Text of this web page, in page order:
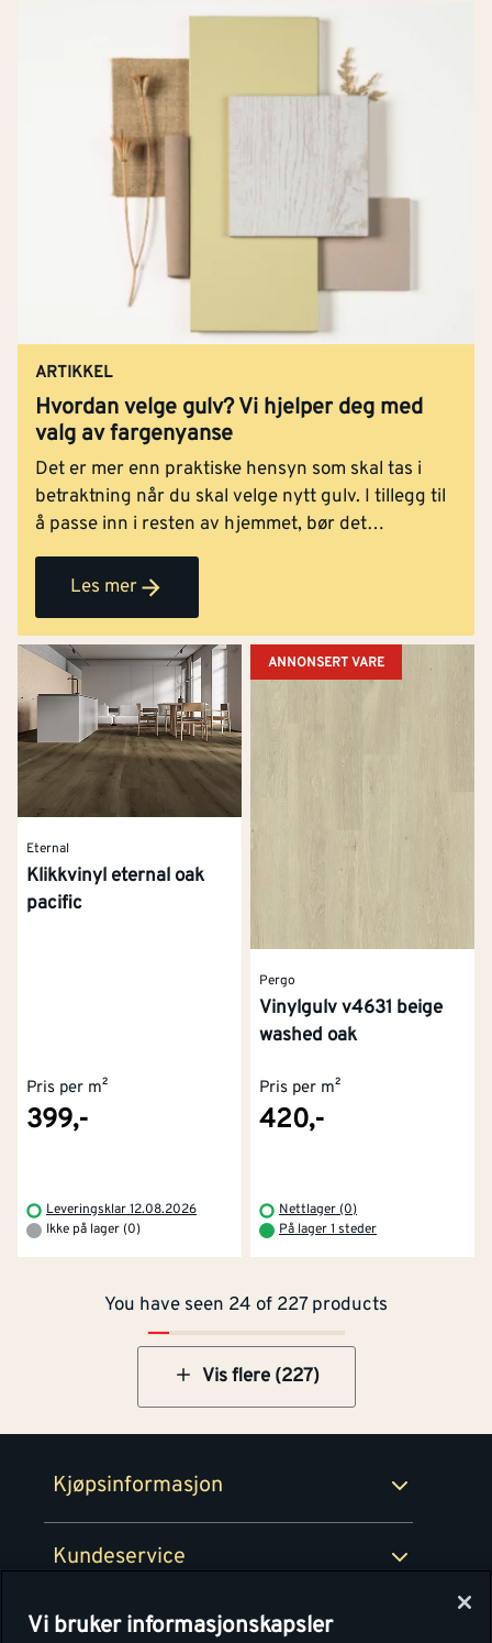
ARTIKKEL
Hvordan velge gulv? Vi hjelper deg med
valg av fargenyanse
Det er mer enn praktiske hensyn som skal tas i
betraktning når du skal velge nytt gulv. I tillegg til
å passe inn i resten av hjemmet, bør det
harmonere godt med det du skal bruke rommet til.
Derfor er fargevalget en av de viktigste
er bare – hvordan finne den perfekte
fargenyansen? Her guider vi deg gjennom
fargenyanser for gulv – fra helt lyst til mørkere
nyanser.
Les mer
Eternal
Klikkvinyl eternal oak
pacific
Pris per m²
399,-
Leveringsklar 12.08.2026
Ikke på lager (0)
ANNONSERT VARE
Pergo
Vinylgulv v4631 beige
washed oak
Pris per m²
420,-
Nettlager (0)
På lager 1 steder
You have seen 24 of 227 products
Vis flere (227)
Kjøpsinformasjon
Betaling
Retur- og angrerettsskjema
Kundeservice
Medlemsavtaler
Montér
Om Montér
Personvern
Vi bruker informasjonskapsler